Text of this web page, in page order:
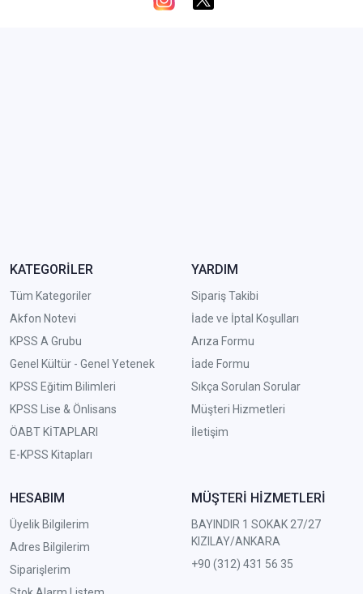
KATEGORİLER
Tüm Kategoriler
Akfon Notevi
KPSS A Grubu
Genel Kültür - Genel Yetenek
KPSS Eğitim Bilimleri
KPSS Lise & Önlisans
ÖABT KİTAPLARI
E-KPSS Kitapları
YARDIM
Sipariş Takibi
İade ve İptal Koşulları
Arıza Formu
İade Formu
Sıkça Sorulan Sorular
Müşteri Hizmetleri
İletişim
HESABIM
Üyelik Bilgilerim
Adres Bilgilerim
Siparişlerim
MÜŞTERİ HİZMETLERİ
BAYINDIR 1 SOKAK 27/27
KIZILAY/ANKARA
+90 (312) 431 56 35